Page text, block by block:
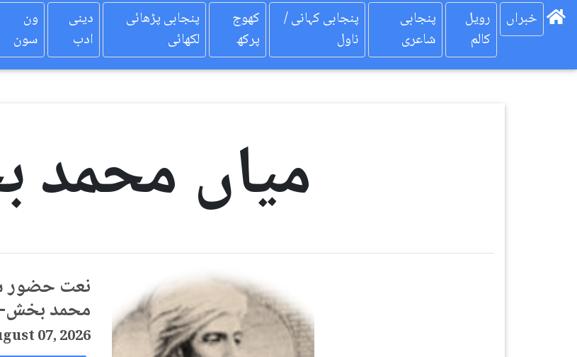
ون
سون
دینی
ادب
پنجابی پڑھائی
لکھائی
کھوج
پرکھ
پنجابی کہانی /
ناول
پنجابی
شاعری
رویل
کالم
خبراں
میاں
نعت حضور
محمد
07, 2026